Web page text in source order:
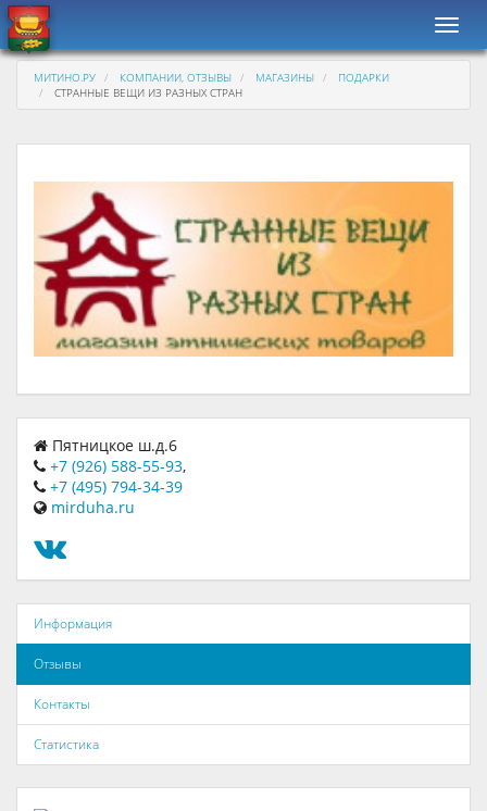
МИТИНО.РУ КОМПАНИИ, ОТЗЫВЫ МАГАЗИНЫ
ПОДАРКИ
СТРАННЫЕ ВЕЩИ ИЗ РАЗНЫХ СТРАН
Пятницкое ш.д.6
+7 (926) 588-55-93,
+7 (495) 794-34-39
mirduha.ru
Информация
Отзывы
Контакты
Статистика